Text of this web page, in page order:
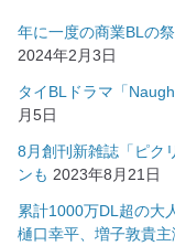
年に一度の商業BLの
2024年2月3日
タイBLドラマ「
月5日
8月創刊新雑誌「ピク
ンも 2023年8月21日
累計1000万DL超の大
樋口幸平、増子敦貴主